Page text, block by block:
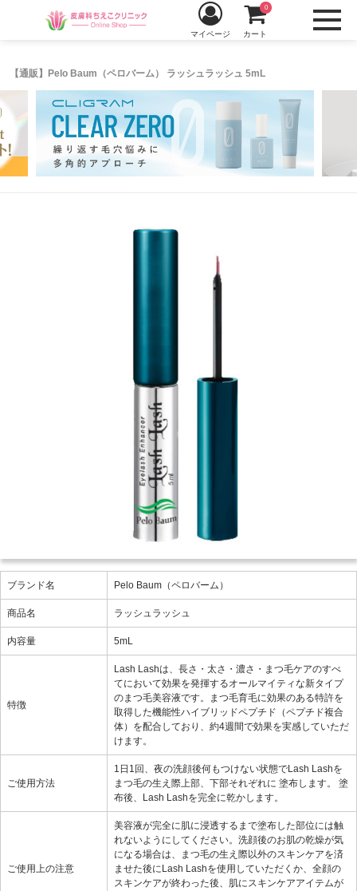
【通販】Pelo Baum（ペロバーム） ラッシュラッシュ 5mL
マイページ カート
0
ブランド名 Pelo Baum（ペロバーム）
商品名 ラッシュラッシュ
内容量 5mL
特徴
Lash Lashは、長さ・太さ・濃さ・まつ毛ケアのすべ
てにおいて効果を発揮するオールマイティな新タイプ
のまつ毛美容液です。まつ毛育毛に効果のある特許を
取得した機能性ハイブリッドペプチド（ペプチド複合
体）を配合しており、約4週間で効果を実感していただ
けます。
ご使用方法
1日1回、夜の洗顔後何もつけない状態でLash Lashを
まつ毛の生え際上部、下部それぞれに 塗布します。 塗
布後、Lash Lashを完全に乾かします。
ご使用上の注意
美容液が完全に肌に浸透するまで塗布した部位には触
れないようにしてください。洗顔後のお肌の乾燥が気
になる場合は、まつ毛の生え際以外のスキンケアを済
ませた後にLash Lashを使用していただくか、全顔の
スキンケアが終わった後、肌にスキンケアアイテムが